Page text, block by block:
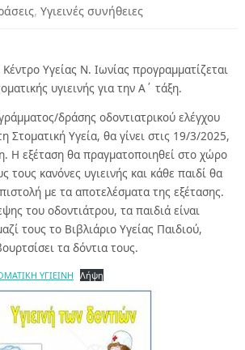
,Υγιεινές συνήθειες
Υγείας Ν. Ιωνίας προγραμματίζεται
υγιεινής για την Α΄ τάξη.
δράσης οδοντιατρικού ελέγχου
Στοματική Υγεία, θα γίνει στις 19/3/2025,
Η εξέταση θα πραγματοποιηθεί στο χώρο
τους κανόνες υγιεινής και κάθε παιδί θα
με τα αποτελέσματα της εξέτασης.
του οδοντιάτρου, τα παιδιά είναι
τους το Βιβλιάριο Υγείας Παιδιού,
τα δόντια τους.
ΥΓΙΕΙΝΗ Λήψη